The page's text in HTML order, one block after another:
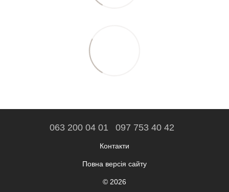
063 200 04 01 097 753 40 42
Контакти
Повна версія сайту
© 2026